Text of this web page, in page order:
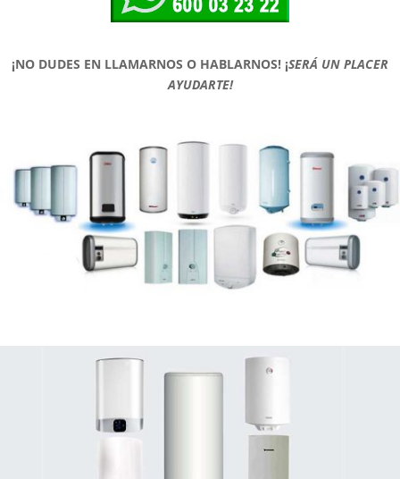
¡NO DUDES EN LLAMARNOS O HABLARNOS! ¡SERÁ UN PLACER
AYUDARTE!